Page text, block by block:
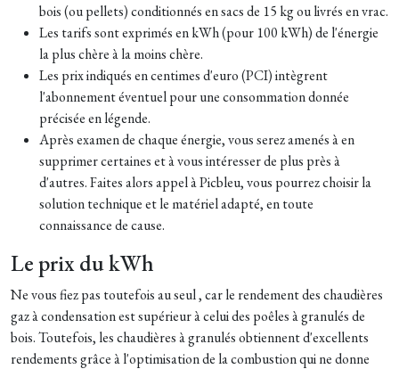
bois (ou pellets) conditionnés en sacs de 15 kg ou livrés en vrac.
Les tarifs sont exprimés en kWh (pour 100 kWh) de l'énergie
la plus chère à la moins chère.
Les prix indiqués en centimes d'euro (PCI) intègrent
l'abonnement éventuel pour une consommation donnée
précisée en légende.
Après examen de chaque énergie, vous serez amenés à en
supprimer certaines et à vous intéresser de plus près à
d'autres. Faites alors appel à Picbleu, vous pourrez choisir la
solution technique et le matériel adapté, en toute
connaissance de cause.
Le prix du kWh
Ne vous fiez pas toutefois au seul , car le rendement des chaudières
gaz à condensation est supérieur à celui des poêles à granulés de
bois. Toutefois, les chaudières à granulés obtiennent d'excellents
rendements grâce à l'optimisation de la combustion qui ne donne